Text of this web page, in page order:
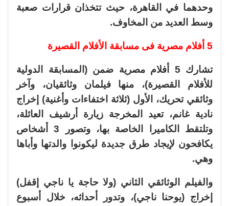
وحدهما في القاهرة، حيث تتخذان قرارات صعبة
وسط العديد من المخاوف.
5 أفلام مصرية فى مسابقة الأفلام القصيرة
تشارك 5 أفلام مصرية ضمن (المسابقة الدولية
للأفلام القصيرة)، منها فيلمان وثائقيان، وآخر
وثائقي تحريك، الأول (ثلاثة اختفاءات وأغنية) إخراج
نادية غانم، تعيد المخرجة زيارة أرشيف العائلة،
وتلتقط الكاميرا الخاصة بها، وتصور 3 أشخاص
يكافحون لإيجاد طرق جديدة ليكونوا والدتها وأباها
وهي.
والفيلم الوثائقي الثاني (ولا حاجة يا ناجي إقفل)
إخراج (يوحنا ناجي)، وتدور أحداثه، خلال أسبوع